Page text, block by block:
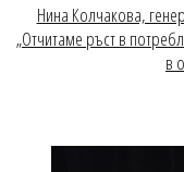
Нина Колчакова,
„Отчитаме ръст в
в